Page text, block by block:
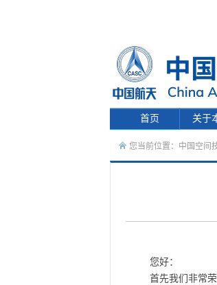
首页 关于
您当前位置： 中国空间
您好：
首先我们非常